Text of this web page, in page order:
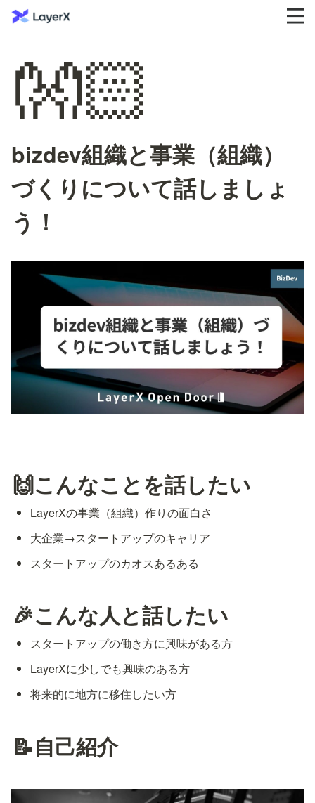
👐🏻
bizdev組織と事業（組織）
づくりについて話しましょ
う！
🙌こんなことを話したい
LayerXの事業（組織）作りの面白さ
大企業→スタートアップのキャリア
スタートアップのカオスあるある
🎉こんな人と話したい
スタートアップの働き方に興味がある方
LayerXに少しでも興味のある方
将来的に地方に移住したい方
📝自己紹介